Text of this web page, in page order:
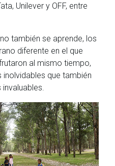
Unilever y OFF, entre
también se aprende, los
diferente en el que
al mismo tiempo,
que también